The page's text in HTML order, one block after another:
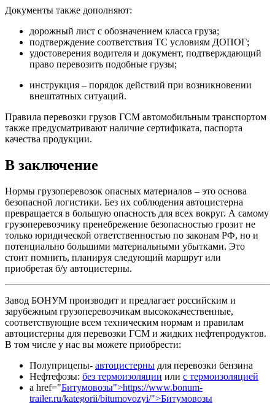
Документы также дополняют:
дорожный лист с обозначением класса груза;
подтверждение соответствия ТС условиям ДОПОГ;
удостоверения водителя и документ, подтверждающий
право перевозить подобные грузы;
инструкция – порядок действий при возникновении
внештатных ситуаций.
Правила перевозки грузов ГСМ автомобильным транспортом
также предусматривают наличие сертификата, паспорта
качества продукции.
В заключение
Нормы грузоперевозок опасных материалов – это основа
безопасной логистики. Без их соблюдения автоцистерна
превращается в большую опасность для всех вокруг. А самому
грузоперевозчику пренебрежение безопасностью грозит не
только юридической ответственностью по законам РФ, но и
потенциально большими материальными убытками. Это
стоит помнить, планируя следующий маршрут или
приобретая б/у автоцистерны.
Завод БОНУМ производит и предлагает российским и
зарубежным грузоперевозчикам высококачественные,
соответствующие всем техническим нормам и правилам
автоцистерны для перевозки ГСМ и жидких нефтепродуктов.
В том числе у нас вы можете приобрести:
Полуприцепы- автоцистерны для перевозки бензина
Нефтефозы: без термоизоляции или с термоизоляцией
a href="Битумовозы">https://www.bonum-
trailer.ru/kategorii/bitumovozyi/">Битумовозы